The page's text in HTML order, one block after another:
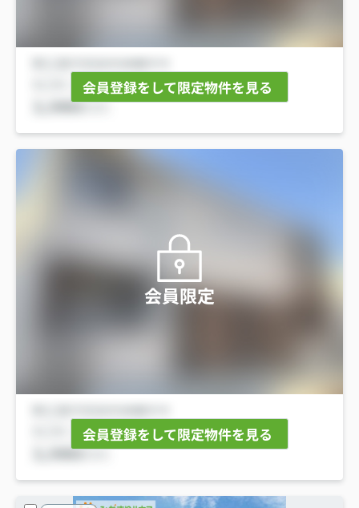
会員登録をして限定物件を見る
会員限定
会員登録をして限定物件を見る